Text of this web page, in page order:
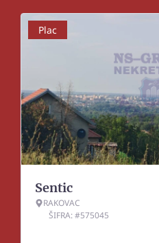
Plac
Sentic
RAKOVAC
ŠIFRA: #575045